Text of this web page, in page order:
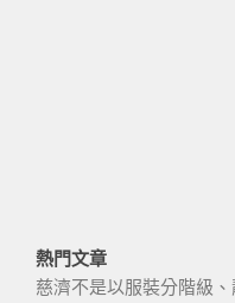
熱門文章
慈濟不是以服裝分階級